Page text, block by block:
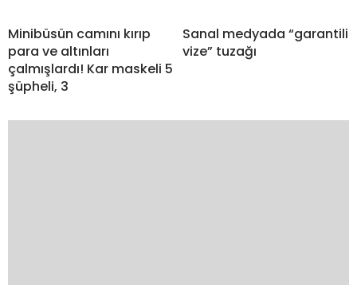
Minibüsün camını kırıp
para ve altınları
çalmışlardı! Kar maskeli 5
şüpheli, 3
Sanal medyada “garantili
vize” tuzağı